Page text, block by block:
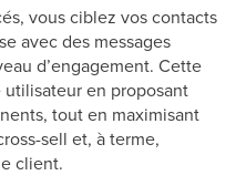
vous ciblez vos contacts
avec des messages
d’engagement. Cette
en proposant
tout en maximisant
sell et, à terme,
client.